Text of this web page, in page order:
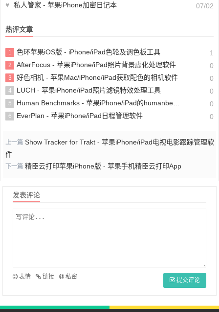
♥ 私人管家 - 苹果iPhone加密日记本 07/02
热评文章
1 色环苹果iOS版 - iPhone/iPad色轮及调色板工具 1
2 AfterFocus - 苹果iPhone/iPad照片背景虚化处理软件 0
3 好色相机 - 苹果Mac/iPhone/iPad获取配色的相机软件 0
4 LUCH - 苹果iPhone/iPad照片滤镜特效处理工具 0
5 Human Benchmarks - 苹果iPhone/iPad的humanbenchmark反应测试软件 0
6 EverPlan - 苹果iPhone/iPad日程管理软件 0
上一篇 Show Tracker for Trakt - 苹果iPhone/iPad电视电影跟踪管理软
件
下一篇 精臣云打印苹果iPhone版 - 苹果手机精臣云打印App
发表评论
表情 链接 私密 提交评论